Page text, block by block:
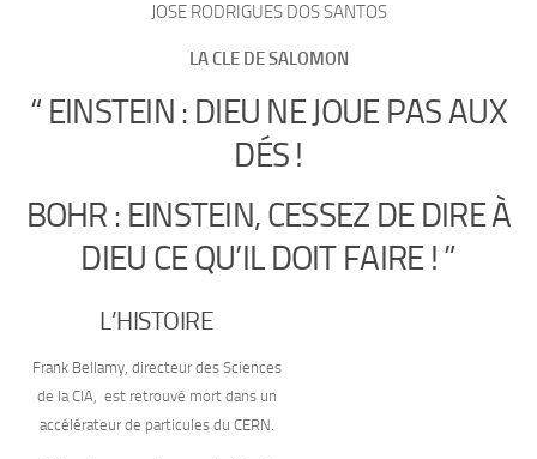
JOSE RODRIGUES DOS SANTOS
LA CLE DE SALOMON
“ EINSTEIN : DIEU NE JOUE PAS AUX
DÉS !
BOHR : EINSTEIN, CESSEZ DE DIRE À
DIEU CE QU’IL DOIT FAIRE ! ”
L’HISTOIRE
Frank Bellamy, directeur des Sciences
de la CIA, est retrouvé mort dans un
accélérateur de particules du CERN.